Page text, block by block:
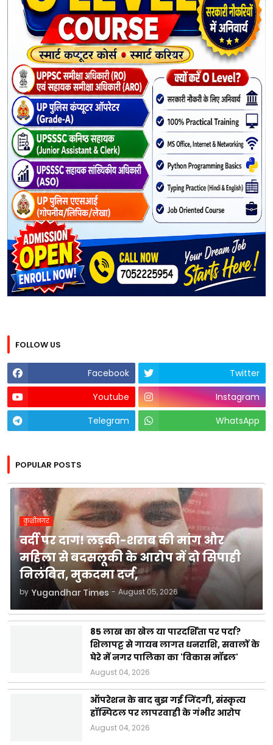
FOLLOW US
Facebook
Twitter
Youtube
Instagram
Telegram
WhatsApp
POPULAR POSTS
कुशीनगर
वर्दी पर दाग! लड़की-शराब की मांग और
महिला से बदसलूकी के आरोप में दो सिपाही
निलंबित, मुकदमा दर्ज,
by Yugandhar Times - August 05, 2026
85 लाख का खेल या पारदर्शिता पर पर्दा?
शिलापट्ट से गायब लागत धनराशि, सवालों के
घेरे में नगर पालिका का 'विकास मॉडल'
August 04, 2026
ऑपरेशन के बाद बुझ गई जिंदगी, संस्कृत्य
हॉस्पिटल पर लापरवाही के गंभीर आरोप
August 04, 2026